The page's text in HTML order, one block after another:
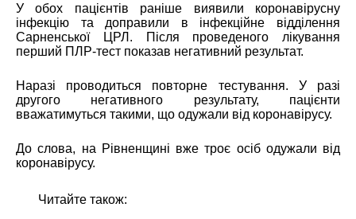
У обох пацієнтів раніше виявили коронавірусну
інфекцію та доправили в інфекційне відділення
Сарненської ЦРЛ. Після проведеного лікування
перший ПЛР-тест показав негативний результат.
Наразі проводиться повторне тестування. У разі
другого негативного результату, пацієнти
вважатимуться такими, що одужали від коронавірусу.
До слова, на Рівненщині вже троє осіб одужали від
коронавірусу.
Читайте також: